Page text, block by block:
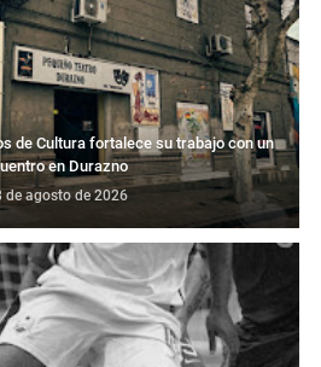
de Cultura fortalece su trabajo con un
en Durazno
de agosto de 2026